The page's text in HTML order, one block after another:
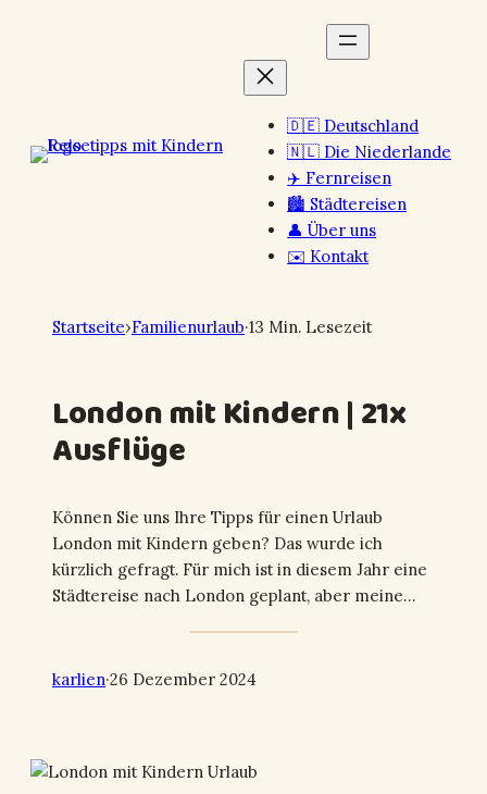
🇩🇪 Deutschland
🇳🇱 Die Niederlande
✈️ Fernreisen
🏙️ Städtereisen
👤 Über uns
✉️ Kontakt
Startseite›Familienurlaub·13 Min. Lesezeit
London mit Kindern | 21x
Ausflüge
Können Sie uns Ihre Tipps für einen Urlaub
London mit Kindern geben? Das wurde ich
kürzlich gefragt. Für mich ist in diesem Jahr eine
Städtereise nach London geplant, aber meine…
karlien·26 Dezember 2024